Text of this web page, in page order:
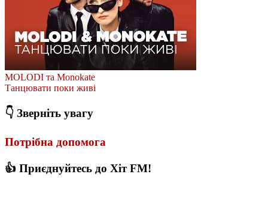
MOLODI та Monokate
Танцювати поки живі
👇 Зверніть увагу
Потрібна допомога
👍 Приєднуйтесь до Хіт FM!